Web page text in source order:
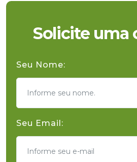
Solicite uma
Seu Nome:
Seu Email: